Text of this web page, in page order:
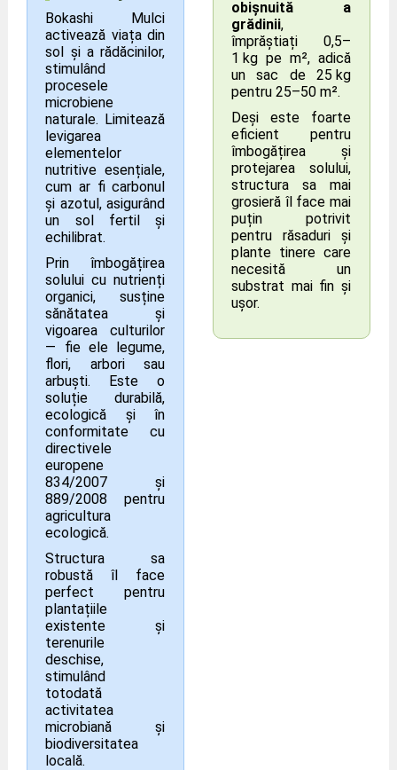
Bokashi Mulci
activează viața din
sol și a rădăcinilor,
stimulând
procesele
microbiene
naturale. Limitează
levigarea
elementelor
nutritive esențiale,
cum ar fi carbonul
și azotul, asigurând
un sol fertil și
echilibrat.
Prin îmbogățirea
solului cu nutrienți
organici, susține
sănătatea și
vigoarea culturilor
— fie ele legume,
flori, arbori sau
arbuști. Este o
soluție durabilă,
ecologică și în
conformitate cu
directivele
europene
834/2007 și
889/2008 pentru
agricultura
ecologică.
Structura sa
robustă îl face
perfect pentru
plantațiile
existente și
terenurile
deschise,
stimulând
totodată
activitatea
microbiană și
biodiversitatea
locală.
obișnuită a
grădinii,
împrăștiați 0,5–
1 kg pe m², adică
un sac de 25 kg
pentru 25–50 m².
Deși este foarte
eficient pentru
îmbogățirea și
protejarea solului,
structura sa mai
grosieră îl face mai
puțin potrivit
pentru răsaduri și
plante tinere care
necesită un
substrat mai fin și
ușor.